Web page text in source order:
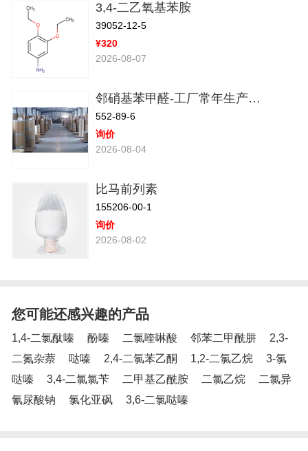
3,4-二乙氧基苯胺
39052-12-5
¥320
2026-08-07
邻硝基苯甲醛-工厂常年生产，已供应国内多家大型企业
552-89-6
询价
2026-08-04
比马前列素
155206-00-1
询价
2026-08-02
您可能还感兴趣的产品
1,4-二氯酞嗪 酚嗪 二氯喹啉酸 邻苯二甲酰肼
2,3-
二氮杂萘
哒嗪 2,4-二氯苯乙酮 1,2-二氯乙烷
3-氯
哒嗪
3,4-二氯氯苄 二甲基乙酰胺 二氯乙烷
二氯异
氰尿酸钠
氯化亚砜 3,6-二氯哒嗪